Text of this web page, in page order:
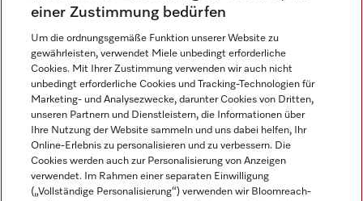
Sprache
DEUTSCH
Miele auf Instagram
Miele auf Youtube
einer Zustimmung bedürfen
Um die ordnungsgemäße Funktion unserer Website zu
gewährleisten, verwendet Miele unbedingt erforderliche
Cookies. Mit Ihrer Zustimmung verwenden wir auch nicht
unbedingt erforderliche Cookies und Tracking-Technologien für
Marketing- und Analysezwecke, darunter Cookies von Dritten,
unseren Partnern und Dienstleistern, die Informationen über
Ihre Nutzung der Website sammeln und uns dabei helfen, Ihr
Online-Erlebnis zu personalisieren und zu verbessern. Die
Cookies werden auch zur Personalisierung von Anzeigen
verwendet. Im Rahmen einer separaten Einwilligung
(„Vollständige Personalisierung“) verwenden wir Bloomreach-